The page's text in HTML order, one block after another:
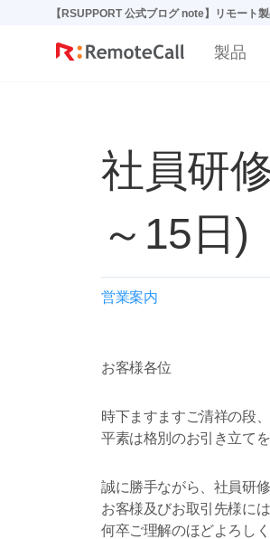
본문 바로가기【RSUPPORT 公式ブログ note】リモート
製品
社員研
～15日)
営業案内
お客様各位
時下ますますご清祥の段
平素は格別のお引き立て
誠に勝手ながら、社員研
お客様及びお取引先様に
何卒ご理解のほどよろし